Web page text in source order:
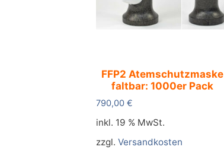
FFP2 Atemschutzmaske
faltbar: 1000er Pack
790,00 €
inkl. 19 % MwSt.
zzgl. Versandkosten